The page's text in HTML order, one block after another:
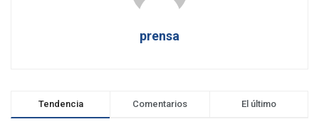
prensa
Tendencia Comentarios El último